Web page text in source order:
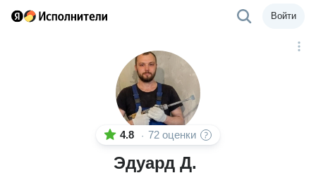
Войти
4.8 · 72 оценки
Эдуард Д.